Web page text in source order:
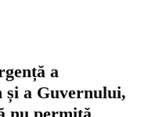
a
și a Guvernului,